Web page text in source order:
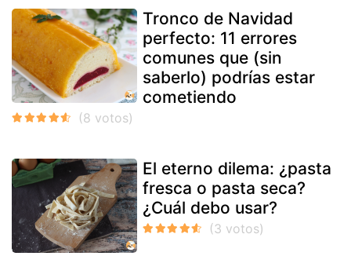
Tronco de Navidad
perfecto: 11 errores
comunes que (sin
saberlo) podrías estar
cometiendo
El eterno dilema: ¿pasta
fresca o pasta seca?
¿Cuál debo usar?